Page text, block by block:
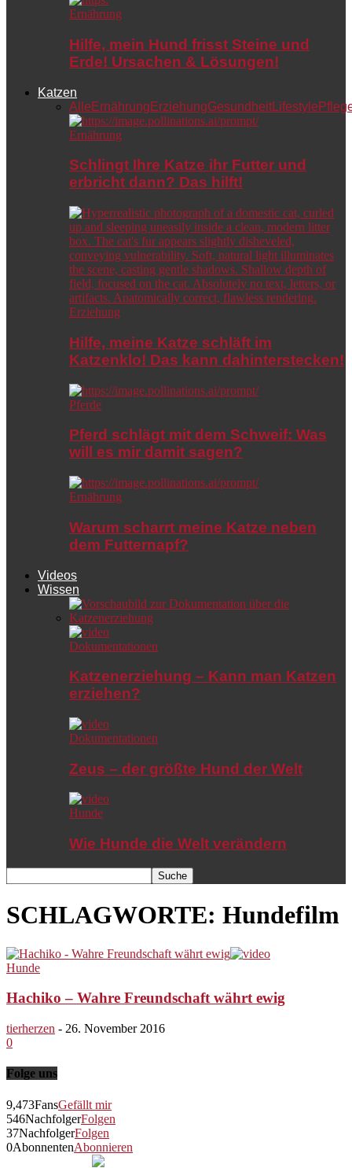
Ernährung
Hilfe, mein Hund frisst Steine und
Erde! Ursachen & Lösungen!
Katzen
Alle Ernährung ErziehungGesundheitLifestyle
Ernährung
Schlingt Ihre Katze ihr Futter und
erbricht dann? Das hilft!
Erziehung
Hilfe, meine Katze schläft im
Katzenklo! Das kann dahinterstecken!
Pferde
Pferd schlägt mit dem Schweif: Was
will es mir damit sagen?
Ernährung
Warum scharrt meine Katze neben
dem Futternapf?
Videos
Wissen
Dokumentationen
Katzenerziehung – Kann man Katzen
erziehen?
Dokumentationen
Zeus – der größte Hund der Welt
Hunde
Wie Hunde die Welt verändern
SCHLAGWORTE: Hundefilm
Hunde
Hachiko – Wahre Freundschaft währt ewig
tierherzen - 26. November 2016
0
Folge uns
9,473FansGefällt mir
546NachfolgerFolgen
37NachfolgerFolgen
0AbonnentenAbonnieren